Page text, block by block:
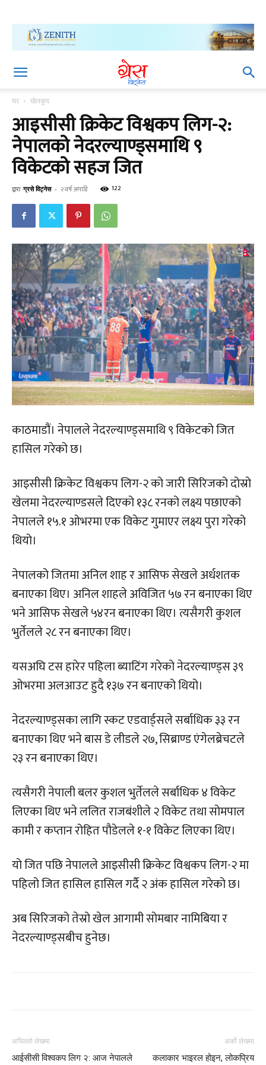
घर खेलकुद
आइसीसी क्रिकेट विश्वकप लिग-२:
नेपालको नेदरल्याण्ड्समाथि ९
विकेटको सहज जित
द्वारा ग्रसे विट्नेस - २ वर्ष अगाडि 122
काठमाडौं। नेपालले नेदरल्याण्ड्समाथि ९ विकेटको जित
हासिल गरेको छ।
आइसीसी क्रिकेट विश्वकप लिग-२ को जारी सिरिजको दोस्रो
खेलमा नेदरल्याण्डसले दिएको १३८ रनको लक्ष्य पछाएको
नेपालले १५.१ ओभरमा एक विकेट गुमाएर लक्ष्य पुरा गरेको
थियो।
नेपालको जितमा अनिल शाह र आसिफ सेखले अर्धशतक
बनाएका थिए। अनिल शाहले अविजित ५७ रन बनाएका थिए
भने आसिफ सेखले ५४रन बनाएका थिए। त्यसैगरी कुशल
भुर्तेलले २८ रन बनाएका थिए।
यसअघि टस हारेर पहिला ब्याटिंग गरेको नेदरल्याण्ड्स ३९
ओभरमा अलआउट हुदै १३७ रन बनाएको थियो।
नेदरल्याण्ड्सका लागि स्कट एडवार्ड्सले सर्बाधिक ३३ रन
बनाएका थिए भने बास डे लीडले २७, सिब्राण्ड एंगेलब्रेचटले
२३ रन बनाएका थिए।
त्यसैगरी नेपाली बलर कुशल भुर्तेलले सर्बाधिक ४ विकेट
लिएका थिए भने ललित राजबंशीले २ विकेट तथा सोमपाल
कामी र कप्तान रोहित पौडेलले १-१ विकेट लिएका थिए।
यो जित पछि नेपालले आइसीसी क्रिकेट विश्वकप लिग-२ मा
पहिलो जित हासिल हासिल गर्दै २ अंक हासिल गरेको छ।
अब सिरिजको तेस्रो खेल आगामी सोमबार नामिबिया र
नेदरल्याण्ड्सबीच हुनेछ।
अघिल्लो लेखमा
आईसीसी विश्वकप लिग २: आज नेपालले
अर्को लेखमा
कलाकार भाइरल होइन, लोकप्रिय